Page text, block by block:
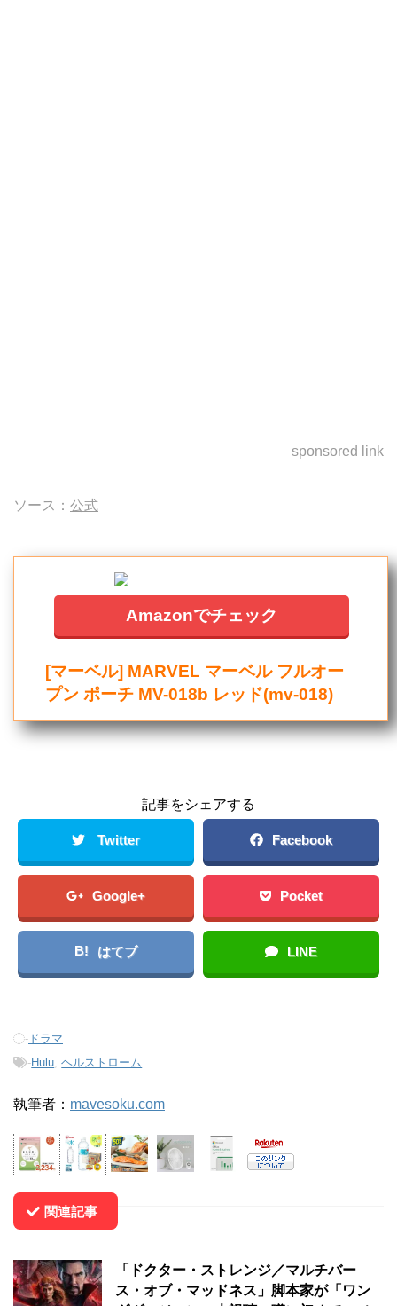
sponsored link
ソース： 公式
Amazonでチェック
[マーベル] MARVEL マーベル フルオー
プン ポーチ MV-018b レッド(mv-018)
記事をシェアする
Twitter Facebook
Google+ Pocket
B! はてブ LINE
- ドラマ
-Hulu ,ヘルストローム
執筆者： mavesoku.com
関連記事
「ドクター・ストレンジ／マルチバー
ス・オブ・マッドネス」脚本家が「ワン